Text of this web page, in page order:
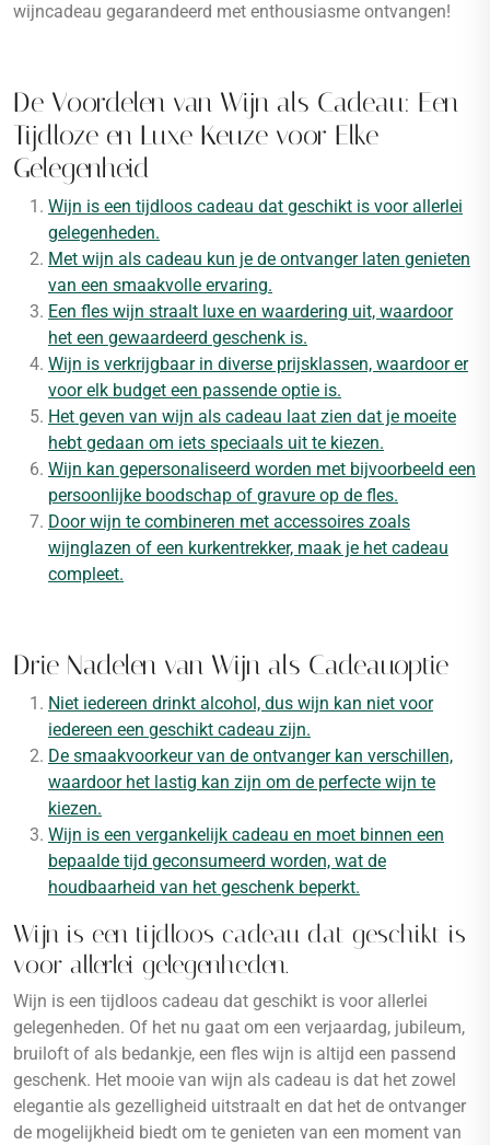
wijncadeau gegarandeerd met enthousiasme ontvangen!
De Voordelen van Wijn als Cadeau: Een
Tijdloze en Luxe Keuze voor Elke
Gelegenheid
Wijn is een tijdloos cadeau dat geschikt is voor allerlei
gelegenheden.
Met wijn als cadeau kun je de ontvanger laten genieten
van een smaakvolle ervaring.
Een fles wijn straalt luxe en waardering uit, waardoor
het een gewaardeerd geschenk is.
Wijn is verkrijgbaar in diverse prijsklassen, waardoor er
voor elk budget een passende optie is.
Het geven van wijn als cadeau laat zien dat je moeite
hebt gedaan om iets speciaals uit te kiezen.
Wijn kan gepersonaliseerd worden met bijvoorbeeld een
persoonlijke boodschap of gravure op de fles.
Door wijn te combineren met accessoires zoals
wijnglazen of een kurkentrekker, maak je het cadeau
compleet.
Drie Nadelen van Wijn als Cadeauoptie
Niet iedereen drinkt alcohol, dus wijn kan niet voor
iedereen een geschikt cadeau zijn.
De smaakvoorkeur van de ontvanger kan verschillen,
waardoor het lastig kan zijn om de perfecte wijn te
kiezen.
Wijn is een vergankelijk cadeau en moet binnen een
bepaalde tijd geconsumeerd worden, wat de
houdbaarheid van het geschenk beperkt.
Wijn is een tijdloos cadeau dat geschikt is
voor allerlei gelegenheden.
Wijn is een tijdloos cadeau dat geschikt is voor allerlei
gelegenheden. Of het nu gaat om een verjaardag, jubileum,
bruiloft of als bedankje, een fles wijn is altijd een passend
geschenk. Het mooie van wijn als cadeau is dat het zowel
elegantie als gezelligheid uitstraalt en dat het de ontvanger
de mogelijkheid biedt om te genieten van een moment van